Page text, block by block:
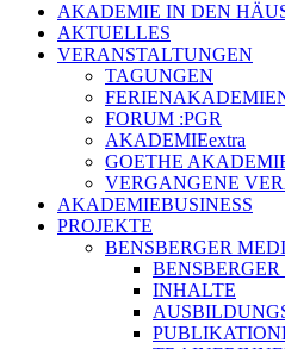
AKADEMIE IN DEN
AKTUELLES
VERANSTALTUNGEN
TAGUNGEN
FORUM :PGR
AKADEMIEextra
GOETHE
VERGANGENE
AKADEMIEBUSINESS
PROJEKTE
BENSBERGER
INHALTE